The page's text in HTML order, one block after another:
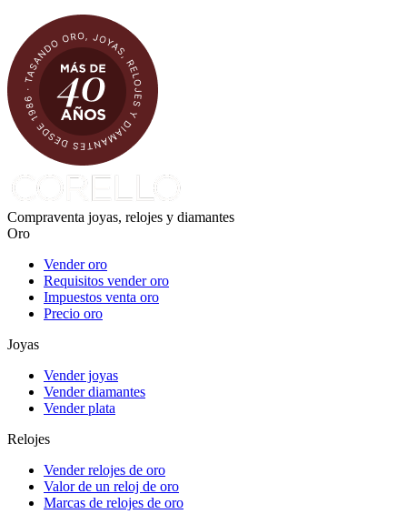
Compraventa joyas, relojes y diamantes
Oro
Vender oro
Requisitos vender oro
Impuestos venta oro
Precio oro
Joyas
Vender joyas
Vender diamantes
Vender plata
Relojes
Vender relojes de oro
Valor de un reloj de oro
Marcas de relojes de oro